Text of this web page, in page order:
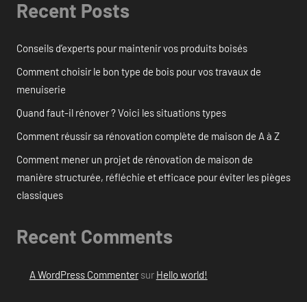
Recent Posts
Conseils d’experts pour maintenir vos produits boisés
Comment choisir le bon type de bois pour vos travaux de
menuiserie
Quand faut-il rénover ? Voici les situations types
Comment réussir sa rénovation complète de maison de A à Z
Comment mener un projet de rénovation de maison de
manière structurée, réfléchie et efficace pour éviter les pièges
classiques
Recent Comments
A WordPress Commentersur Hello world!